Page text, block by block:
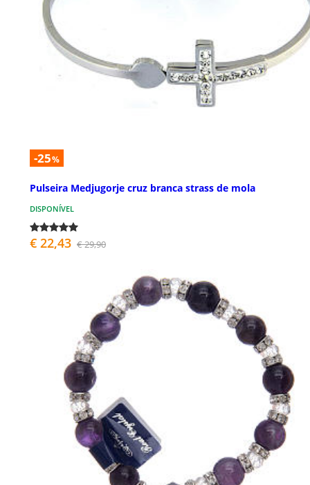
-25%
Pulseira Medjugorje cruz branca strass de mola
DISPONÍVEL
€ 22,43 € 29,90